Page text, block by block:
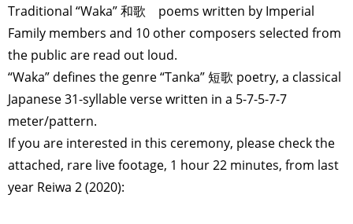
Traditional “Waka” 和歌 poems written by Imperial
Family members and 10 other composers selected from
the public are read out loud.
“Waka” defines the genre “Tanka” 短歌 poetry, a classical
Japanese 31-syllable verse written in a 5-7-5-7-7
meter/pattern.
If you are interested in this ceremony, please check the
attached, rare live footage, 1 hour 22 minutes, from last
year Reiwa 2 (2020):